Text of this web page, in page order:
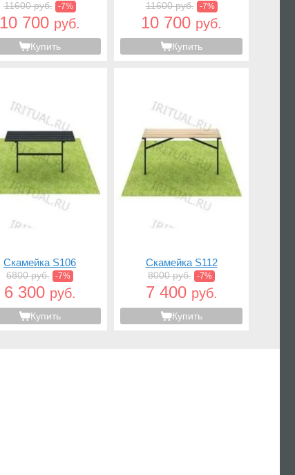
11600 руб. -7%
10 700 руб.
Купить
11600 руб. -7%
10 700 руб.
Купить
Скамейка S106
6800 руб. -7%
6 300 руб.
Купить
Скамейка S112
8000 руб. -7%
7 400 руб.
Купить